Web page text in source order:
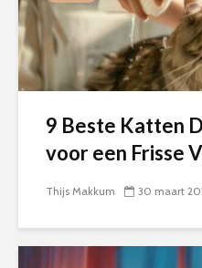
9 Beste Katten
voor een Frisse
Thijs Makkum 30 maart